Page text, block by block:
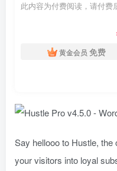
此内容为付费阅读，请付费
黄金会员 免费
Say hellooo to Hustle, the
your visitors into loyal